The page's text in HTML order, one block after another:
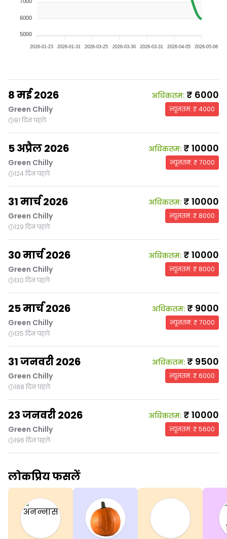
6000
5000
2026-01-23 2026-01-31 2026-03-25 2026-03-30 2026-03-31 2026-04-05 2026-05-08
8 मई 2026
Green Chilly
91 दिन पहले
अधिकतम: ₹ 6000
न्यूनतम: ₹4000
5 अप्रैल 2026
Green Chilly
124 दिन पहले
अधिकतम: ₹ 10000
न्यूनतम: ₹7000
31 मार्च 2026
Green Chilly
129 दिन पहले
अधिकतम: ₹ 10000
न्यूनतम: ₹ 8000
30 मार्च 2026
Green Chilly
130 दिन पहले
अधिकतम: ₹ 10000
न्यूनतम: ₹ 8000
25 मार्च 2026
Green Chilly
135 दिन पहले
अधिकतम: ₹ 9000
न्यूनतम: ₹7000
31 जनवरी 2026
Green Chilly
188 दिन पहले
अधिकतम: ₹ 9500
न्यूनतम: ₹6000
23 जनवरी 2026
Green Chilly
196 दिन पहले
अधिकतम: ₹ 10000
न्यूनतम: ₹5600
लोकप्रिय फसलें